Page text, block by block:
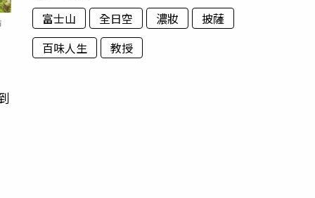
富士山 全日空 濃妝
披薩
百味人生
教授